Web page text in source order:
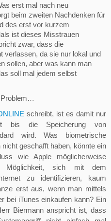
erst mal nach neu
beim zweiten Nachdenken für
des erst vor kurzem
ist dieses Misstrauen
zwar, dass die
verlassen, da sie nur lokal und
sollen, aber was kann man
soll mal jedem selbst
Problem…
schreibt, ist es damit nur
bis die Speicherung von
wird. Was biometrische
geschafft haben, könnte ein
wie Apple möglicherweise
Möglichkeit, sich mit dem
zu identifizieren, kaum
erst aus, wenn man mittels
bei iTunes einkaufen kann? Ein
Biermann anspricht ist, dass